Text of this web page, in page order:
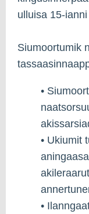
ulluisa 15-
Siumoortumik
•
• Ukiumit
•